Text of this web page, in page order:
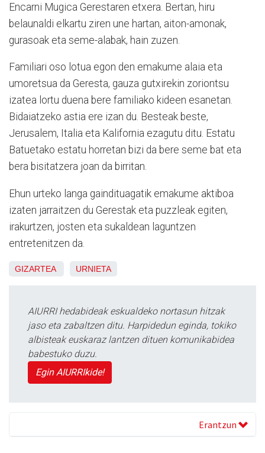
Encarni Mugica Gerestaren etxera. Bertan, hiru
belaunaldi elkartu ziren une hartan, aiton-amonak,
gurasoak eta seme-alabak, hain zuzen.
Familiari oso lotua egon den emakume alaia eta
umoretsua da Geresta, gauza gutxirekin zoriontsu
izatea lortu duena bere familiako kideen esanetan.
Bidaiatzeko astia ere izan du. Besteak beste,
Jerusalem, Italia eta Kalifornia ezagutu ditu. Estatu
Batuetako estatu horretan bizi da bere seme bat eta
bera bisitatzera joan da birritan.
Ehun urteko langa gaindituagatik emakume aktiboa
izaten jarraitzen du Gerestak eta puzzleak egiten,
irakurtzen, josten eta sukaldean laguntzen
entretenitzen da.
GIZARTEA URNIETA
AIURRI hedabideak eskualdeko nortasun hitzak
jaso eta zabaltzen ditu. Harpidedun eginda, tokiko
albisteak euskaraz lantzen dituen komunikabidea
babestuko duzu.
Egin AIURRIkide!
Erantzun